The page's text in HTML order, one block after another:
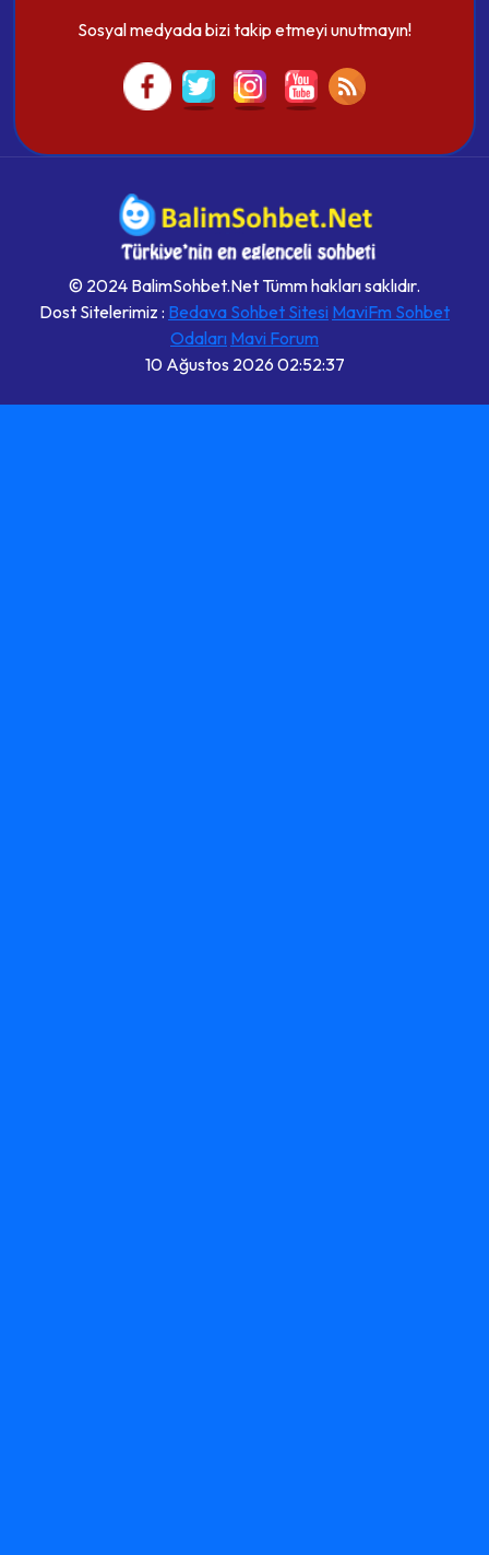
Sosyal medyada bizi takip etmeyi unutmayın!
© 2024 BalimSohbet.Net Tümm hakları saklıdır.
Dost Sitelerimiz : Bedava Sohbet Sitesi MaviFm Sohbet
Odaları Mavi Forum
10 Ağustos 2026 02:52:38